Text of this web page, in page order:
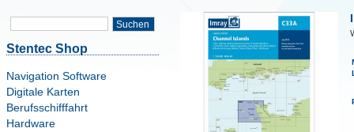
Suchen
Stentec Shop
Navigation Software
Digitale Karten
Berufsschifffahrt
Hardware